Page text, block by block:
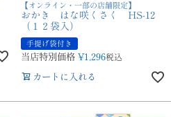
【オンライン・一部の店舗限定】
おかき はな咲くさく HS-12
（１２袋入）
手提げ袋付き
当店特別価格 ¥1,296税込
カートに入れる